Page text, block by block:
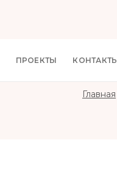
ПРОЕКТЫ
Главная